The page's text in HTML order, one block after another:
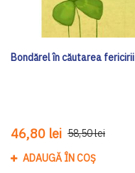
Bondărel în căutarea fericirii
46,80 lei 58,50 lei
ADAUGĂ ÎN COȘ